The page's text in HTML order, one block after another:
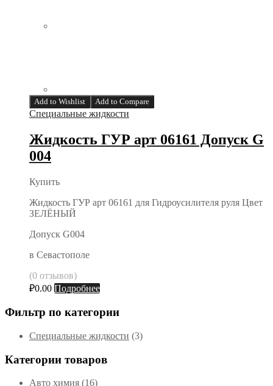
Add to Wishlist Add to Compare
Специальные жидкости
Жидкость ГУР арт 06161 Допуск G
004
Купить
Жидкость ГУР арт 06161 для Гидроусилителя руля Цвет
ЗЕЛЁНЫЙ
Допуск G004
в Севастополе
(0 отзывов)
₽0.00 Подробнее
Фильтр по категории
Специальные жидкости (3)
Категории товаров
Авто химия (16)